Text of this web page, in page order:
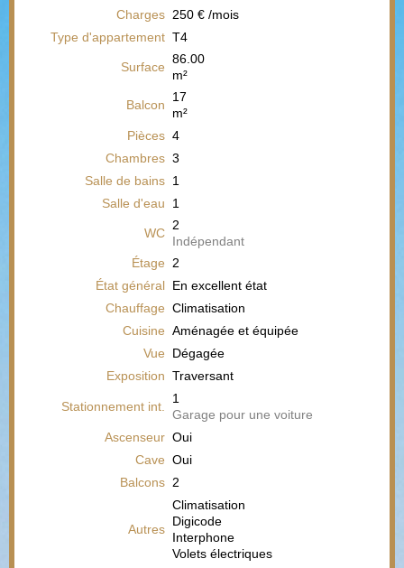
Charges 250 € /mois
Type d'appartement T4
Surface
86.00
m²
Balcon
17
m²
Pièces 4
Chambres 3
Salle de bains 1
Salle d'eau
1
WC
2
Indépendant
Étage
2
État général En excellent état
Chauffage Climatisation
Cuisine Aménagée et équipée
Vue
Dégagée
Exposition Traversant
Stationnement int.
1
Garage pour une voiture
Ascenseur Oui
Cave Oui
Balcons 2
Autres
Climatisation
Digicode
Interphone
Volets électriques